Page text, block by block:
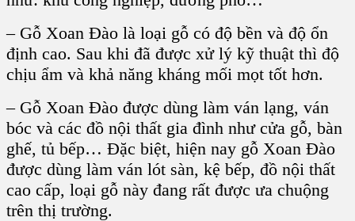
– Gỗ Xoan Đào là loại gỗ có độ bền và độ ổn
định cao. Sau khi đã được xử lý kỹ thuật thì độ
chịu ẩm và khả năng kháng mối mọt tốt hơn.
– Gỗ Xoan Đào được dùng làm ván lạng, ván
bóc và các đồ nội thất gia đình như cửa gỗ, bàn
ghế, tủ bếp… Đặc biệt, hiện nay gỗ Xoan Đào
được dùng làm ván lót sàn, kệ bếp, đồ nội thất
cao cấp, loại gỗ này đang rất được ưa chuộng
trên thị trường.